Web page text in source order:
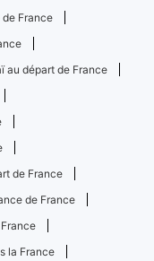
France
au départ de France
de France
de France
la France